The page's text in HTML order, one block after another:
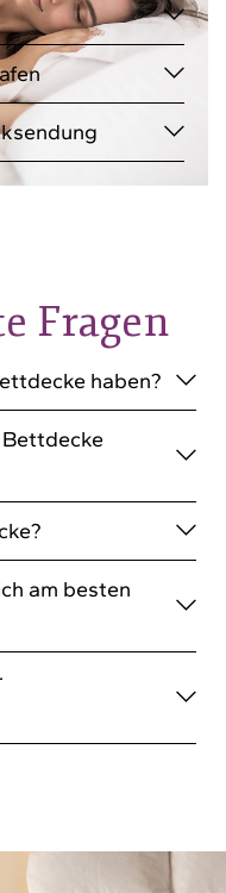
Fragen
haben?
am besten